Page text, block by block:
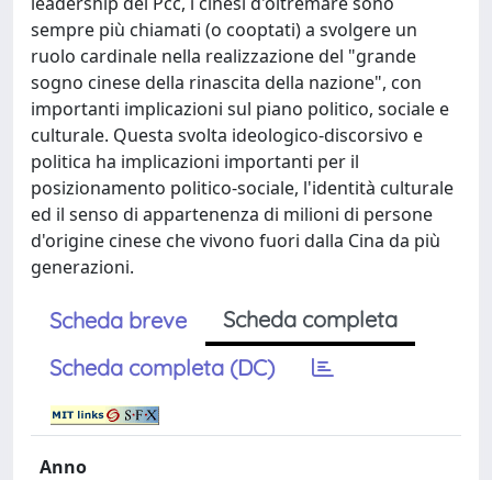
sempre più chiamati (o cooptati) a svolgere un
ruolo cardinale nella realizzazione del "grande
sogno cinese della rinascita della nazione", con
importanti implicazioni sul piano politico, sociale e
culturale. Questa svolta ideologico-discorsivo e
politica ha implicazioni importanti per il
posizionamento politico-sociale, l'identità culturale
ed il senso di appartenenza di milioni di persone
d'origine cinese che vivono fuori dalla Cina da più
generazioni.
Scheda breve
Scheda completa
Scheda completa (DC)
Anno